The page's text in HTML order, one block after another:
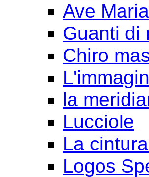
Ave Maria
Guanti di
Chiro
la
Lucciole
La
Logos